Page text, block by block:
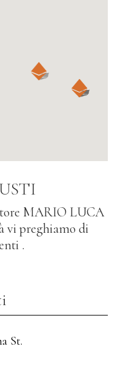
MARIO LUCA
vi preghiamo di
.
St.